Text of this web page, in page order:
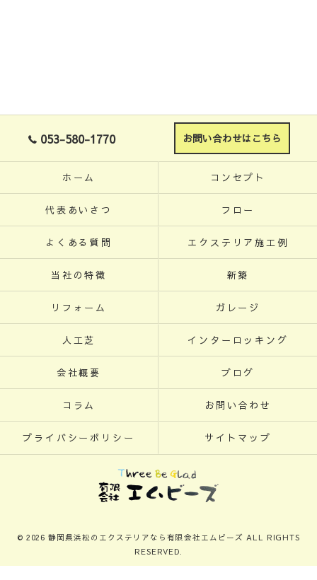
053-580-1770 お問い合わせはこちら
ホーム コンセプト
代表あいさつ フロー
よくある質問 エクステリア施工例
当社の特徴 新築
リフォーム ガレージ
人工芝 インターロッキング
会社概要 ブログ
コラム お問い合わせ
プライバシーポリシー サイトマップ
© 2026 静岡県浜松のエクステリアなら有限会社エムビーズ ALL RIGHTS
RESERVED.